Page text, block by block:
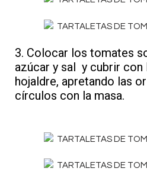
3. Colocar los tomates
azúcar y sal y cubrir
hojaldre, apretando las
círculos con la masa.